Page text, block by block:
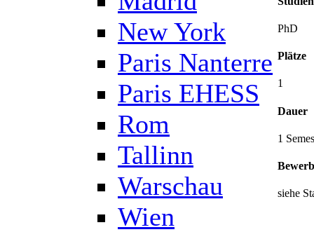
New York
Paris Nanterre
Paris EHESS
Rom
Tallinn
Warschau
Wien
PhD
Plätze
1
Dauer
1
siehe